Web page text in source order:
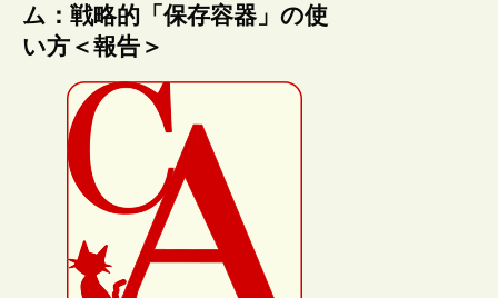
ム：戦略的「保存容器」の使
い方＜報告＞